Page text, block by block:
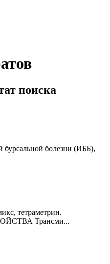
поиска
болезни (ИББ),
тетраметрин.
Трансми...